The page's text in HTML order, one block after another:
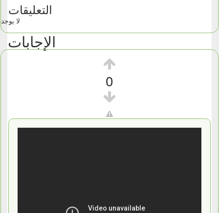
التعليقات
لا يوجد
الإجابات
0